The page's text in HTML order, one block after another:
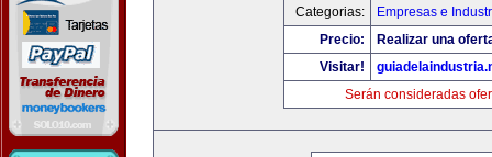
Categorias:
Empresas e
Precio:
Realizar una
Visitar!
Serán consideradas